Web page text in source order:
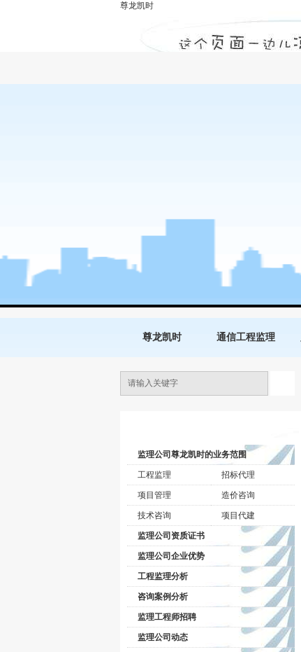
尊龙凯时
尊龙凯时 通信工程监理
监理公司尊龙凯时的业务范围
工程监理 招标代理
项目管理 造价咨询
技术咨询 项目代建
监理公司资质证书
监理公司企业优势
工程监理分析
咨询案例分析
监理工程师招聘
监理公司动态